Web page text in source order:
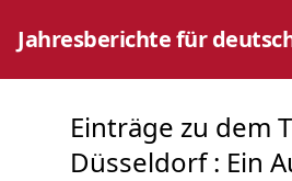
Jahresberichte für
Einträge zu dem
Düsseldorf : Ein